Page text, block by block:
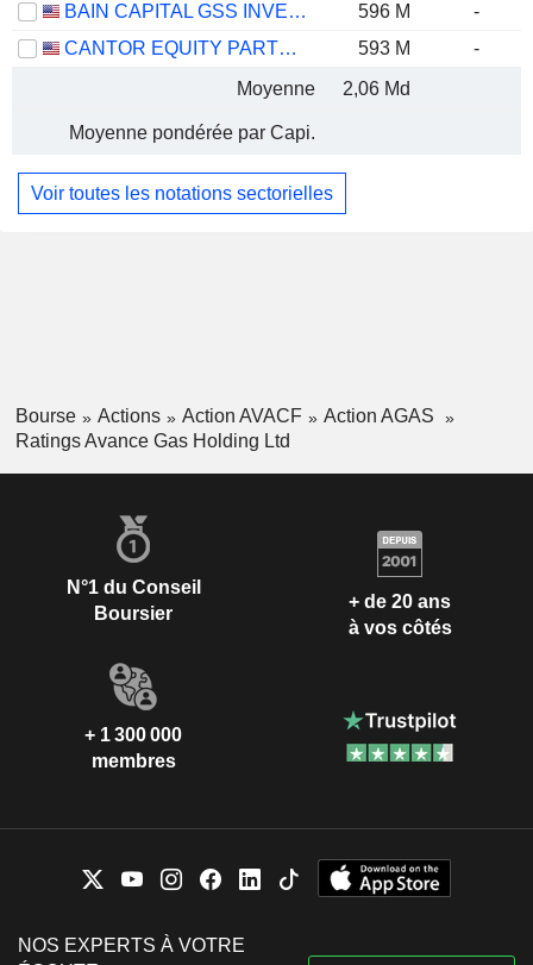
BAIN CAPITAL GSS INVESTMENT CORP.
596 M
-
CANTOR EQUITY PARTNERS IV, INC.
593 M
-
Moyenne
2,06 Md
Moyenne pondérée par Capi.
Voir toutes les notations sectorielles
Bourse Actions Action AVACF
Action AGAS
Ratings Avance Gas Holding Ltd
N°1 du Conseil
Boursier
+ de 20 ans
à vos côtés
+ 1 300 000
membres
NOS EXPERTS À VOTRE